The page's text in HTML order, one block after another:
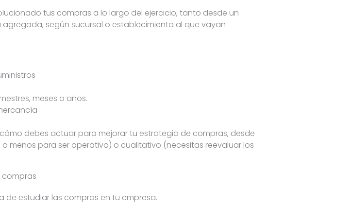
tus compras a lo largo del ejercicio, tanto desde un
según sucursal o establecimiento al que vayan
meses o años.
debes actuar para mejorar tu estrategia de compras, desde
menos para ser operativo) o cualitativo (necesitas reevaluar los
compras
de estudiar las compras en tu empresa.